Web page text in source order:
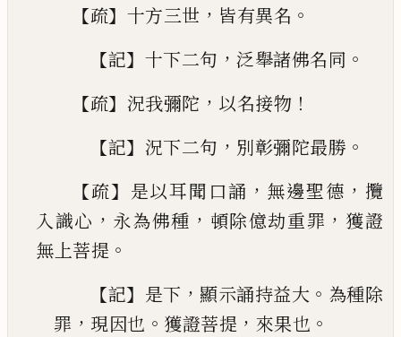
【疏】 十方三世 ， 皆有異名 。
【記】 十下二句 ， 泛舉諸佛名同 。
【疏】 況我彌陀 ， 以名接物 ！
【記】 況下二句 ， 別彰彌陀最勝 。
【疏】 是以耳聞口誦 ， 無邊聖德 ， 攬
入識心 ， 永為佛種 ， 頓除億劫重罪 ， 獲證
無上菩提 。
【記】 是下 ， 顯示誦持益大 。 為種除
罪 ， 現因也 。 獲證菩提 ， 來果也 。